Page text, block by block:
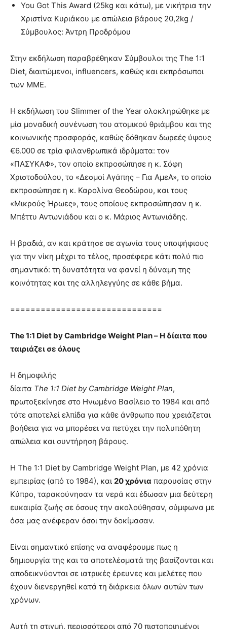
You Got This Award (25kg και κάτω), με νικήτρια την
Χριστίνα Κυριάκου με απώλεια βάρους 20,2kg /
Σύμβουλος: Άντρη Προδρόμου
Στην εκδήλωση παραβρέθηκαν Σύμβουλοι της The 1:1
Diet, διαιτώμενοι, influencers, καθώς και εκπρόσωποι
των ΜΜΕ.
Η εκδήλωση του Slimmer of the Year ολοκληρώθηκε με
μία μοναδική συνένωση του ατομικού θριάμβου και της
κοινωνικής προσφοράς, καθώς δόθηκαν δωρεές ύψους
€6.000 σε τρία φιλανθρωπικά ιδρύματα: τον
«ΠΑΣΥΚΑΦ», τον οποίο εκπροσώπησε η κ. Σόφη
Χριστοδούλου, το «Δεσμοί Αγάπης – Για ΑμεΑ», το οποίο
εκπροσώπησε η κ. Καρολίνα Θεοδώρου, και τους
«Μικρούς Ήρωες», τους οποίους εκπροσώπησαν η κ.
Μπέττυ Αντωνιάδου και ο κ. Μάριος Αντωνιάδης.
Η βραδιά, αν και κράτησε σε αγωνία τους υποψήφιους
για την νίκη μέχρι το τέλος, προσέφερε κάτι πολύ πιο
σημαντικό: τη δυνατότητα να φανεί η δύναμη της
κοινότητας και της αλληλεγγύης σε κάθε βήμα.
==============================
The 1:1 Diet by Cambridge Weight Plan – Η δίαιτα που
ταιριάζει σε όλους
Η δημοφιλής
δίαιτα The 1:1 Diet by Cambridge Weight Plan,
πρωτοξεκίνησε στο Ηνωμένο Βασίλειο το 1984 και από
τότε αποτελεί ελπίδα για κάθε άνθρωπο που χρειάζεται
βοήθεια για να μπορέσει να πετύχει την πολυπόθητη
απώλεια και συντήρηση βάρους.
Η The 1:1 Diet by Cambridge Weight Plan, με 42 χρόνια
εμπειρίας (από το 1984), και 20 χρόνια παρουσίας στην
Κύπρο, ταρακούνησαν τα νερά και έδωσαν μια δεύτερη
ευκαιρία ζωής σε όσους την ακολούθησαν, σύμφωνα με
όσα μας ανέφεραν όσοι την δοκίμασαν.
Είναι σημαντικό επίσης να αναφέρουμε πως η
δημιουργία της και τα αποτελέσματά της βασίζονται και
αποδεικνύονται σε ιατρικές έρευνες και μελέτες που
έχουν διενεργηθεί κατά τη διάρκεια όλων αυτών των
χρόνων.
Αυτή τη στιγμή, περισσότεροι από 70 πιστοποιημένοι